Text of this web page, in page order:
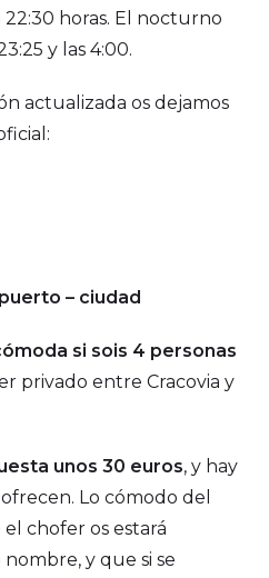
22:30 horas. El nocturno
y las 4:00.
actualizada os dejamos
– ciudad
si sois 4 personas
privado entre Cracovia y
unos 30 euros, y hay
Lo cómodo del
chofer os estará
y que si se